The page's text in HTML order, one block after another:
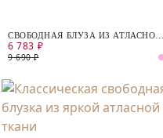
СВОБОДНАЯ БЛУЗА ИЗ АТЛАСНОЙ
ТКАНИ
6 783 ₽
9 690 ₽